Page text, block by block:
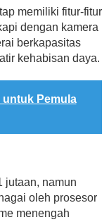
memiliki fitur-fitur
dengan kamera
berkapasitas
kehabisan daya.
untuk Pemula
jutaan, namun
oleh prosesor
menengah